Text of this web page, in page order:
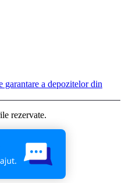
garantare a depozitelor din
rezervate.